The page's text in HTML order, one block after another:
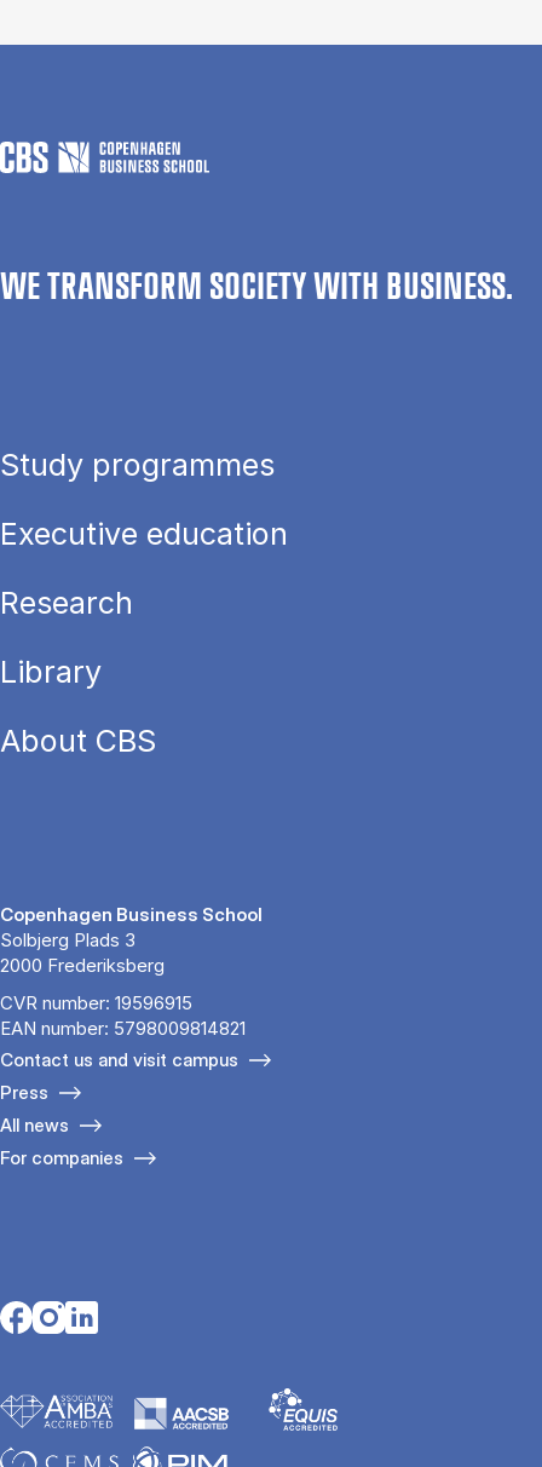
WE TRANSFORM SOCIETY WITH BUSINESS.
Study programmes
Executive education
Research
Library
About CBS
Copenhagen Business School
Solbjerg Plads 3
2000 Frederiksberg
CVR number: 19596915
EAN number: 5798009814821
Contact us and visit campus
Press
All news
For companies
Opens in a new tab
Opens in a new tab
Opens in a new tab